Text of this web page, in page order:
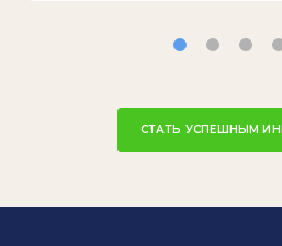
СТАТЬ УСПЕШНЫМ